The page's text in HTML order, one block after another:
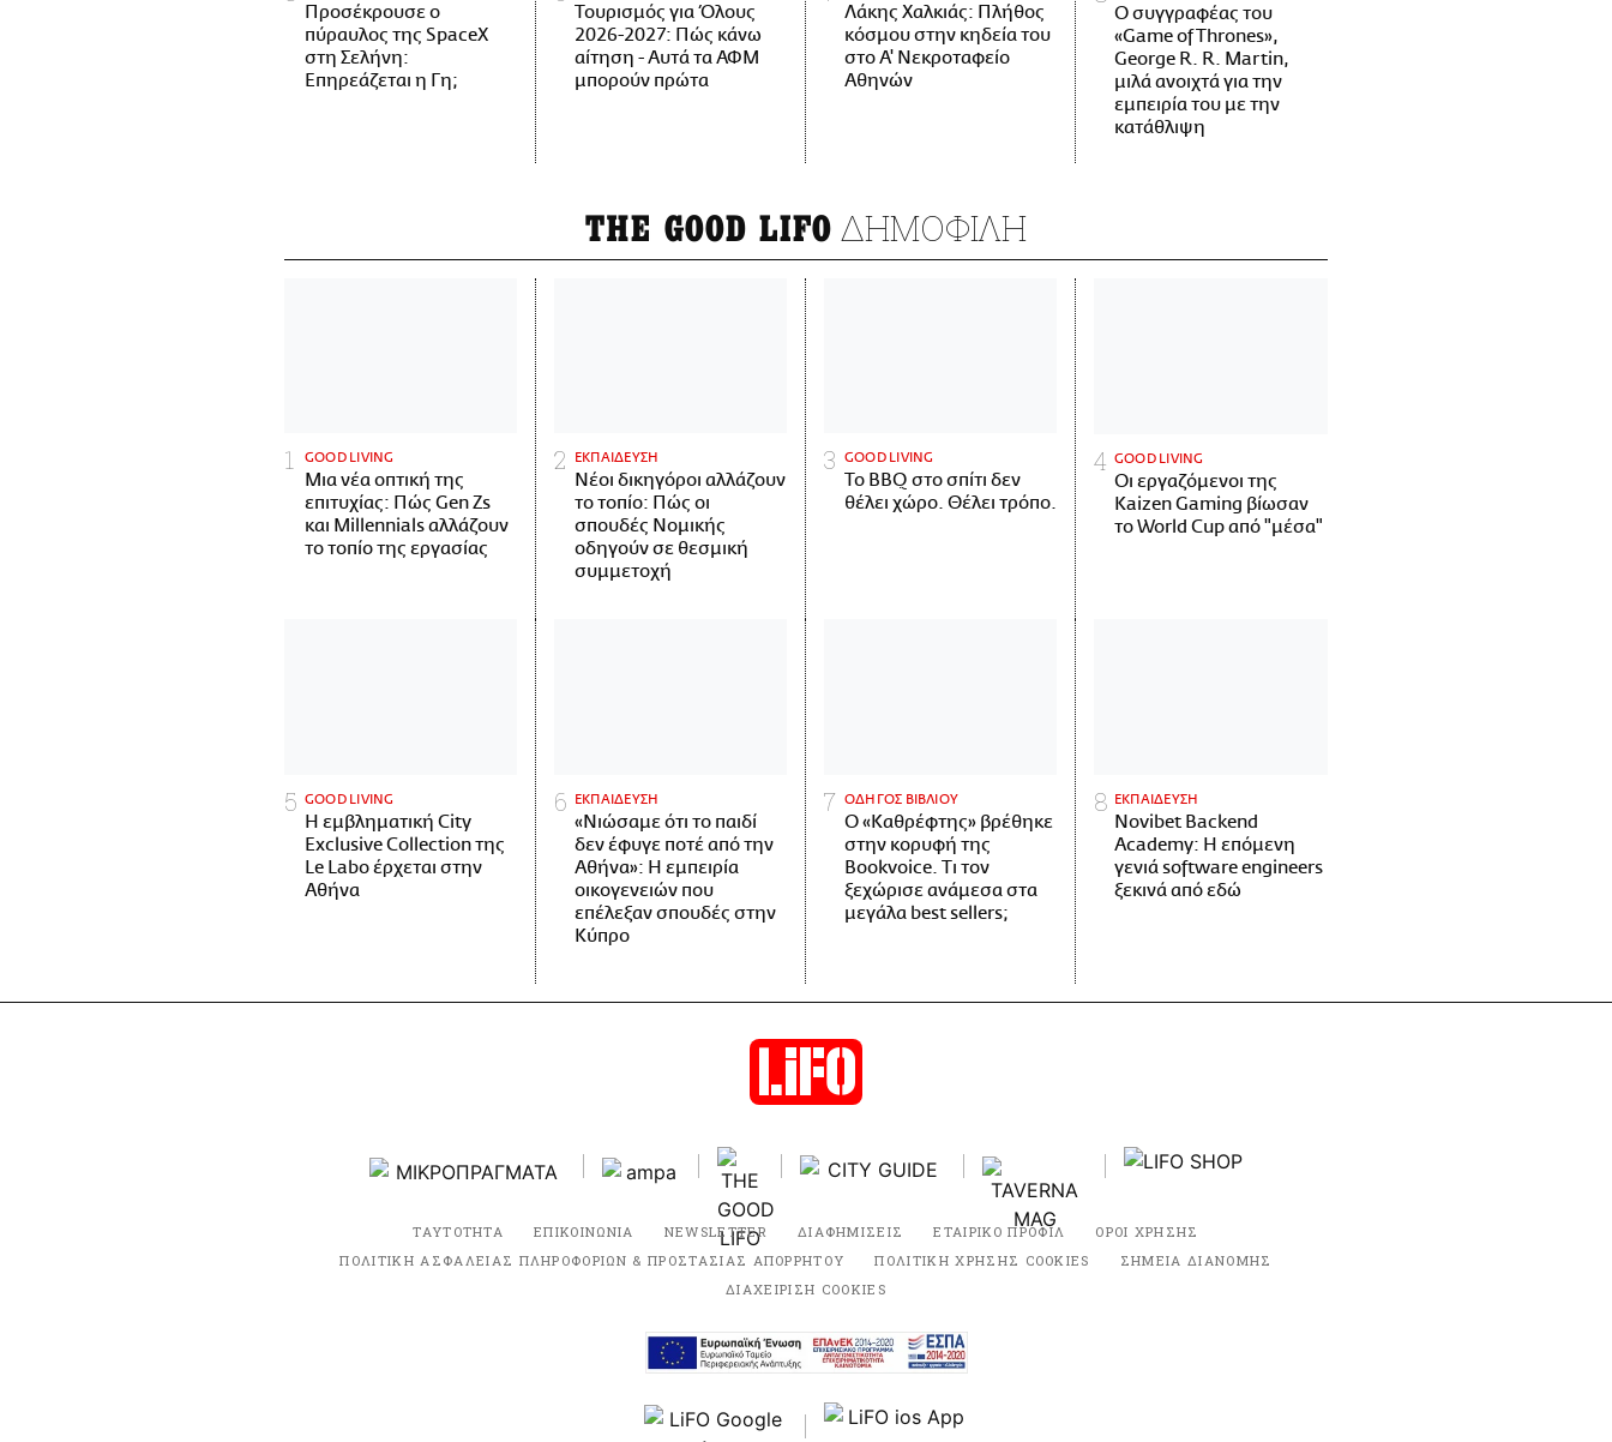
Προσέκρουσε ο
πύραυλος της SpaceX
στη Σελήνη:
Επηρεάζεται η Γη;
Τουρισμός για Όλους
2026-2027: Πώς κάνω
αίτηση - Αυτά τα ΑΦΜ
μπορούν πρώτα
Λάκης Χαλκιάς: Πλήθος
κόσμου στην κηδεία του
στο Α' Νεκροταφείο
Αθηνών
Ο συγγραφέας του
«Game of Thrones»,
George R. R. Martin,
μιλά ανοιχτά για την
εμπειρία του με την
κατάθλιψη
THE GOOD LIFO ΔΗΜΟΦΙΛΗ
GOOD LIVING
Μια νέα οπτική της
επιτυχίας: Πώς Gen Zs
και Millennials αλλάζουν
το τοπίο της εργασίας
ΕΚΠΑΙΔΕΥΣΗ
Νέοι δικηγόροι αλλάζουν
το τοπίο: Πώς οι
σπουδές Νομικής
οδηγούν σε θεσμική
συμμετοχή
GOOD LIVING
Το BBQ στο σπίτι δεν
θέλει χώρο. Θέλει τρόπο.
GOOD LIVING
Οι εργαζόμενοι της
Kaizen Gaming βίωσαν
το World Cup από "μέσα"
GOOD LIVING
Η εμβληματική City
Exclusive Collection της
Le Labo έρχεται στην
Αθήνα
ΕΚΠΑΙΔΕΥΣΗ
«Νιώσαμε ότι το παιδί
δεν έφυγε ποτέ από την
Αθήνα»: Η εμπειρία
οικογενειών που
επέλεξαν σπουδές στην
Κύπρο
ΟΔΗΓΟΣ ΒΙΒΛΙΟΥ
Ο «Καθρέφτης» βρέθηκε
στην κορυφή της
Bookvoice. Τι τον
ξεχώρισε ανάμεσα στα
μεγάλα best sellers;
ΕΚΠΑΙΔΕΥΣΗ
Novibet Backend
Academy: Η επόμενη
γενιά software engineers
ξεκινά από εδώ
ΤΑΥΤΟΤΗΤΑ ΕΠΙΚΟΙΝΩΝΙΑ NEWSLETTER ΔΙΑΦΗΜΙΣΕΙΣ ΕΤΑΙΡΙΚΟ ΠΡΟΦΙΛ
ΟΡΟΙ ΧΡΗΣΗΣ
ΠΟΛΙΤΙΚΗ ΑΣΦΑΛΕΙΑΣ ΠΛΗΡΟΦΟΡΙΩΝ & ΠΡΟΣΤΑΣΙΑΣ ΑΠΟΡΡΗΤΟΥ
ΠΟΛΙΤΙΚΗ ΧΡΗΣΗΣ COOKIES
ΣΗΜΕΙΑ ΔΙΑΝΟΜΗΣ
ΔΙΑΧΕΙΡΙΣΗ COOKIES